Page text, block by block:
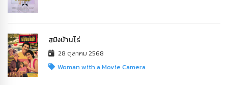
สมิงบ้านไร่
28 ตุลาคม 2568
Woman with a Movie Camera